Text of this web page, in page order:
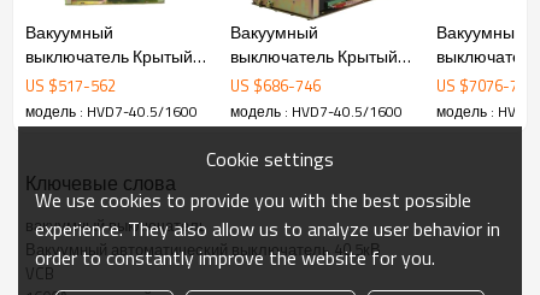
1 min.
Voltage
Dry
kv
Wet
kv 80
Lightning
impulse
Withstand
voltage (peak
value)
3
Вакуумный
выключатель Крытый
Высокое напряжение
HVD11 1.14KV 630A VCB
от Hubei JUCRO Electric
US $517-562
модель : HVD7-40.5/1600
Вакуумный
выключатель Крытый
Высокое напряжение
HVD11Y 1.14KV 630A
VCB от Hubei JUCRO
Electric
US $686-746
модель : HVD7-40.5/1600
Вакуумный
40.5KV 2000A
открытый HV
Hubei JUCRO
US $7076-
модель :
Ключевые слова
вакуумный выключатель
Вакуумный автоматический выключатель 40.5кВ
VCB
Cookie settings
We use cookies to provide you with the best possible
experience. They also allow us to analyze user behavior in
order to constantly improve the website for you.